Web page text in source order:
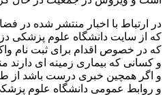
با اخبار منتشر شده در فضای
سایت دانشگاه علوم پزشکی دزفول
که بیماری زمینه ای دارند
همچین خبری درست باشد از طریق
عمومی دانشگاه علوم پزشکی